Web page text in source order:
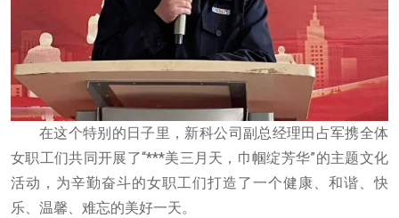
在这个特别的日子里，新科公司副总经理田占军携全体
女职工们共同开展了“***美三月天，巾帼绽芳华”的主题文化
活动，为辛勤奋斗的女职工们打造了一个健康、和谐、快
乐、温馨、难忘的美好一天。